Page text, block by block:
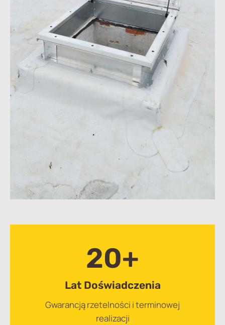
20+
Lat Doświadczenia
Gwarancją rzetelności i terminowej
realizacji